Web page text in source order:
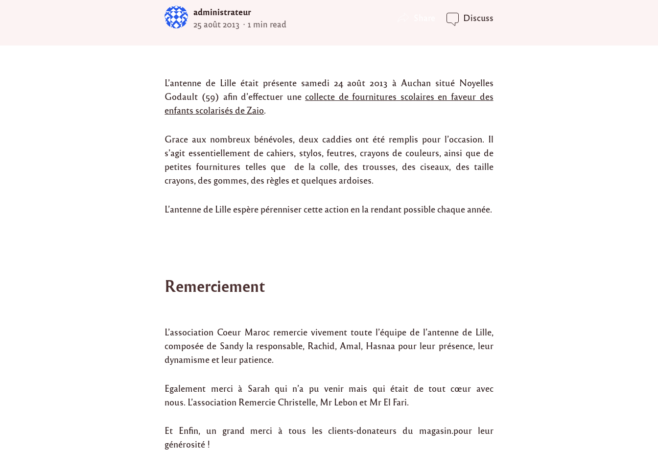
administrateur
25 août 2013 1 min read
Discuss
L’antenne de Lille était présente samedi 24 août 2013 à Auchan situé Noyelles
Godault (59) afin d’effectuer une collecte de fournitures scolaires en faveur des
enfants scolarisés de Zaio.
Grace aux nombreux bénévoles, deux caddies ont été remplis pour l’occasion. Il
s’agit essentiellement de cahiers, stylos, feutres, crayons de couleurs, ainsi que de
petites fournitures telles que de la colle, des trousses, des ciseaux, des taille
crayons, des gommes, des règles et quelques ardoises.
L’antenne de Lille espère pérenniser cette action en la rendant possible chaque année.
Remerciement
L’association Coeur Maroc remercie vivement toute l’équipe de l’antenne de Lille,
composée de Sandy la responsable, Rachid, Amal, Hasnaa pour leur présence, leur
dynamisme et leur patience.
Egalement merci à Sarah qui n’a pu venir mais qui était de tout cœur avec
nous. L’association Remercie Christelle, Mr Lebon et Mr El Fari.
Et Enfin, un grand merci à tous les clients-donateurs du magasin.pour leur
générosité !